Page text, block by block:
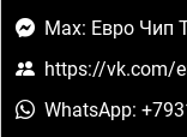
Max: Евро Чип
https://vk.com/
WhatsApp: